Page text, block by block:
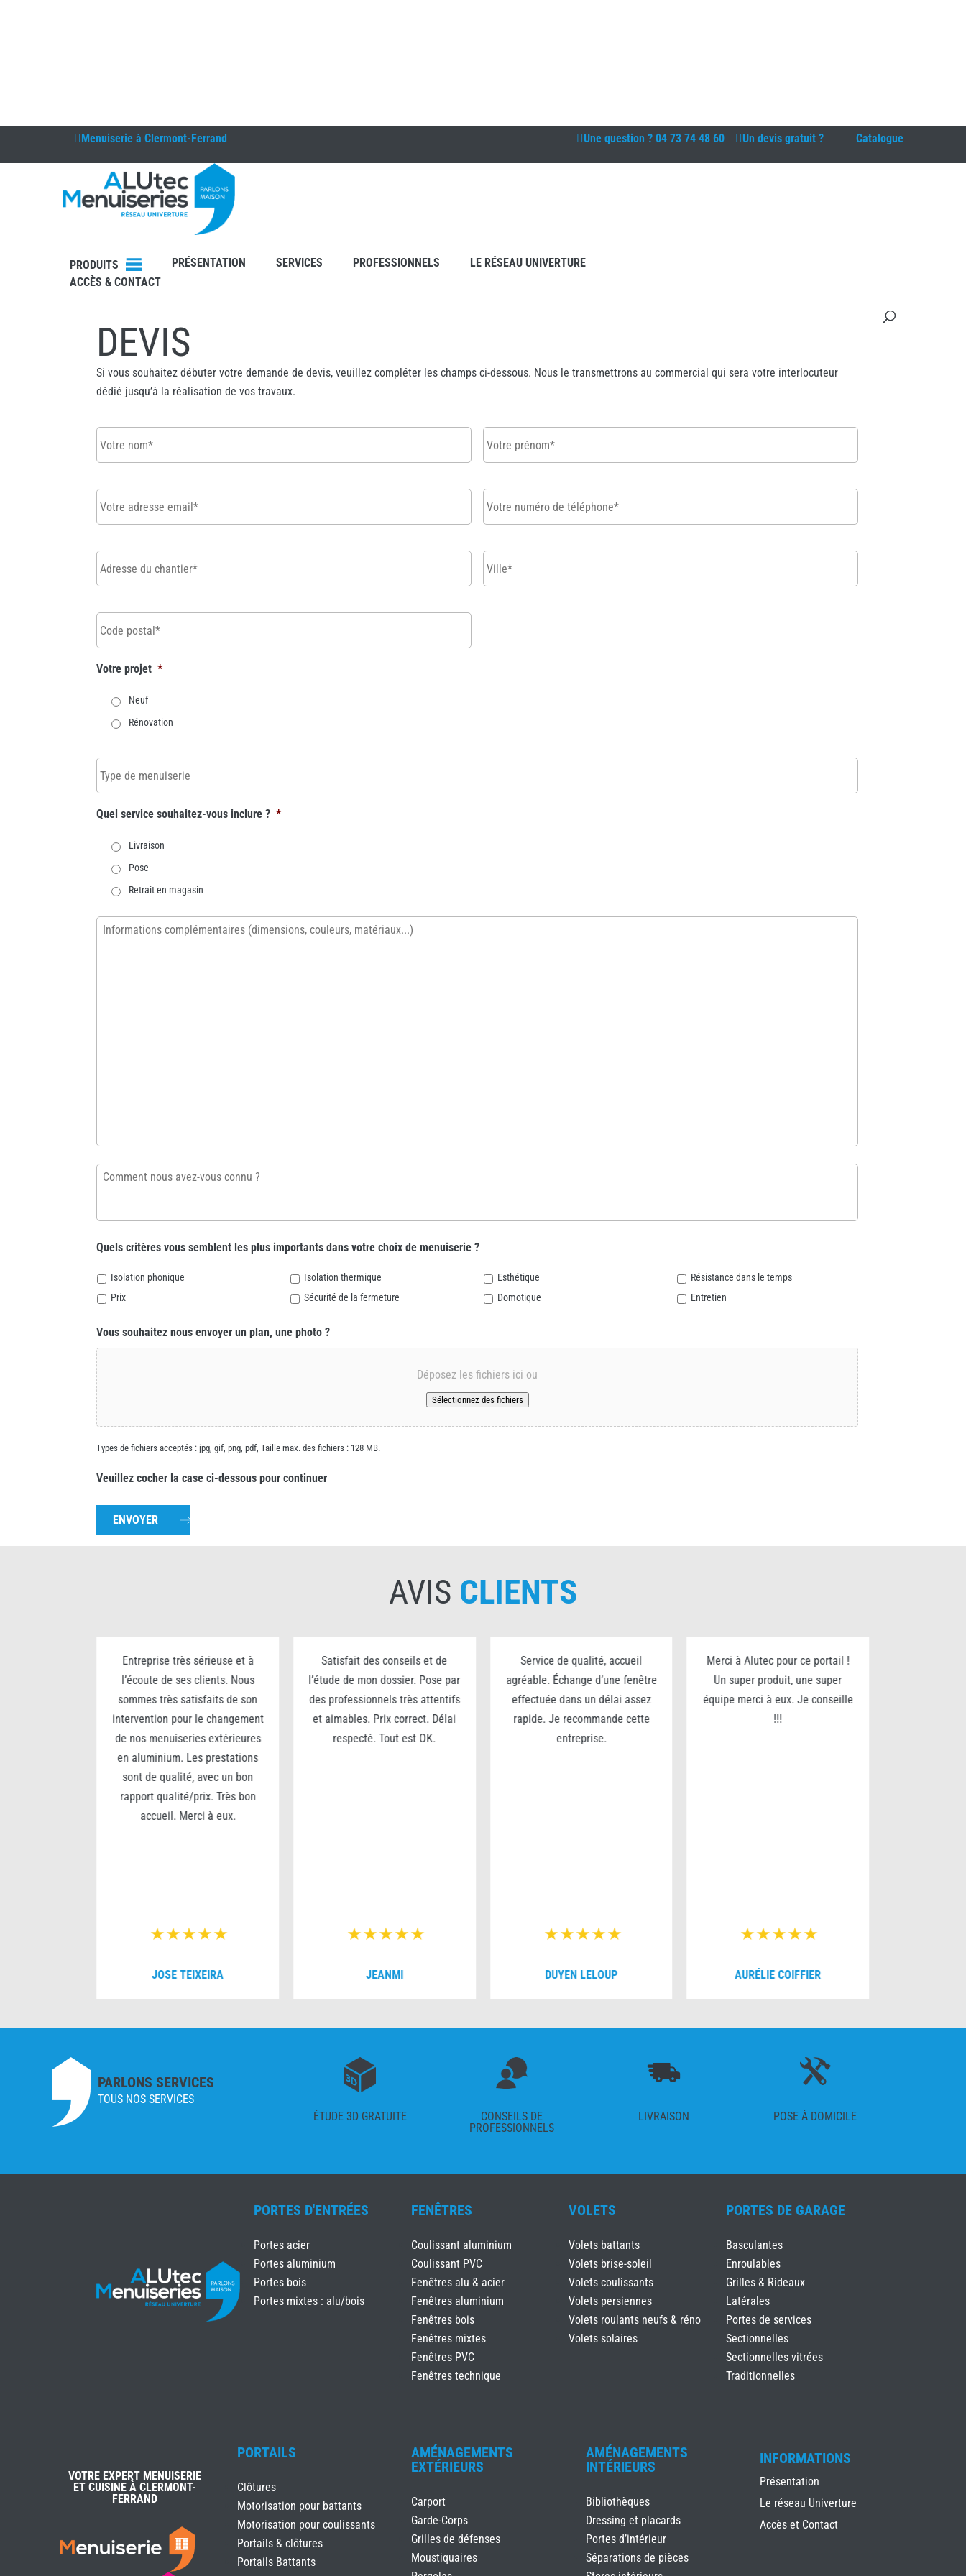
Menuiserie à Clermont-Ferrand Une question ? 04 73 74 48 60 Un devis gratuit ? Catalogue
PRODUITS PRÉSENTATION SERVICES PROFESSIONNELS
LE RÉSEAU UNIVERTURE
ACCÈS & CONTACT
DEVIS
Si vous souhaitez débuter votre demande de devis, veuillez compléter les champs ci-dessous. Nous le transmettrons au commercial qui sera votre interlocuteur
dédié jusqu’à la réalisation de vos travaux.
nom
prénom
adresse
email *
numéro
de
téléphone *
du
chantier *
postal
Votre projet *
Neuf
Rénovation
Type
de
menuiserie
Quel service souhaitez-vous inclure ? *
Livraison
Pose
Retrait en magasin
Informations
complémentaires
Comment
nous
Quels critères vous semblent les plus importants dans votre choix de menuiserie ?
Isolation phonique Isolation thermique Esthétique
Résistance dans le temps
Prix
Sécurité de la fermeture Domotique Entretien
Vous souhaitez nous envoyer un plan, une photo ?
Déposez les fichiers ici ou
Sélectionnez des fichiers
Types de fichiers acceptés : jpg, gif, png, pdf, Taille max. des fichiers : 128 MB.
Veuillez cocher la case ci-dessous pour continuer
AVIS CLIENTS
Entreprise très sérieuse et à
l’écoute de ses clients. Nous
sommes très satisfaits de son
intervention pour le changement
de nos menuiseries extérieures
en aluminium. Les prestations
sont de qualité, avec un bon
rapport qualité/prix. Très bon
accueil. Merci à eux.
JOSE TEIXEIRA
Satisfait des conseils et de
l’étude de mon dossier. Pose par
des professionnels très attentifs
et aimables. Prix correct. Délai
respecté. Tout est OK.
JEANMI
Service de qualité, accueil
agréable. Échange d’une fenêtre
effectuée dans un délai assez
rapide. Je recommande cette
entreprise.
DUYEN LELOUP
Merci à Alutec pour ce portail !
Un super produit, une super
équipe merci à eux. Je conseille
!!!
AURÉLIE COIFFIER
PARLONS SERVICES
TOUS NOS SERVICES
ÉTUDE 3D GRATUITE
CONSEILS DE
PROFESSIONNELS
LIVRAISON POSE À DOMICILE
PORTES D'ENTRÉES
Portes acier
Portes aluminium
Portes bois
Portes mixtes : alu/bois
FENÊTRES
Coulissant aluminium
Coulissant PVC
Fenêtres alu & acier
Fenêtres aluminium
Fenêtres bois
Fenêtres mixtes
Fenêtres PVC
Fenêtres technique
VOLETS
Volets battants
Volets brise-soleil
Volets coulissants
Volets persiennes
Volets roulants neufs & réno
Volets solaires
PORTES DE GARAGE
Basculantes
Enroulables
Grilles & Rideaux
Latérales
Portes de services
Sectionnelles
Sectionnelles vitrées
Traditionnelles
VOTRE EXPERT MENUISERIE
ET CUISINE À CLERMONT-
FERRAND
PORTAILS
Clôtures
Motorisation pour battants
Motorisation pour coulissants
Portails & clôtures
Portails Battants
AMÉNAGEMENTS
EXTÉRIEURS
Carport
Garde-Corps
Grilles de défenses
Moustiquaires
AMÉNAGEMENTS
INTÉRIEURS
Bibliothèques
Dressing et placards
Portes d’intérieur
Séparations de pièces
INFORMATIONS
Présentation
Le réseau Univerture
Accès et Contact